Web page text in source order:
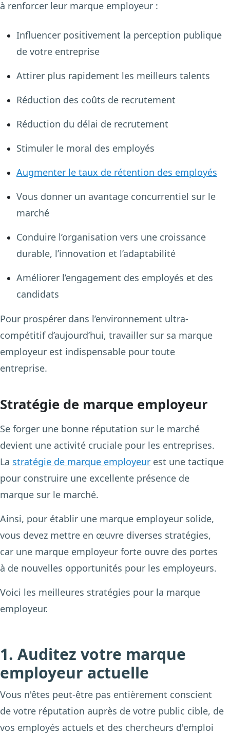
à renforcer leur marque employeur :
Influencer positivement la perception publique
de votre entreprise
Attirer plus rapidement les meilleurs talents
Réduction des coûts de recrutement
Réduction du délai de recrutement
Stimuler le moral des employés
Augmenter le taux de rétention des employés
Vous donner un avantage concurrentiel sur le
marché
Conduire l’organisation vers une croissance
durable, l’innovation et l’adaptabilité
Améliorer l’engagement des employés et des
candidats
Pour prospérer dans l’environnement ultra-
compétitif d’aujourd’hui, travailler sur sa marque
employeur est indispensable pour toute
entreprise.
Stratégie de marque employeur
Se forger une bonne réputation sur le marché
devient une activité cruciale pour les entreprises.
La stratégie de marque employeur est une tactique
pour construire une excellente présence de
marque sur le marché.
Ainsi, pour établir une marque employeur solide,
vous devez mettre en œuvre diverses stratégies,
car une marque employeur forte ouvre des portes
à de nouvelles opportunités pour les employeurs.
Voici les meilleures stratégies pour la marque
employeur.
1. Auditez votre marque
employeur actuelle
Vous n'êtes peut-être pas entièrement conscient
de votre réputation auprès de votre public cible, de
vos employés actuels et des chercheurs d'emploi